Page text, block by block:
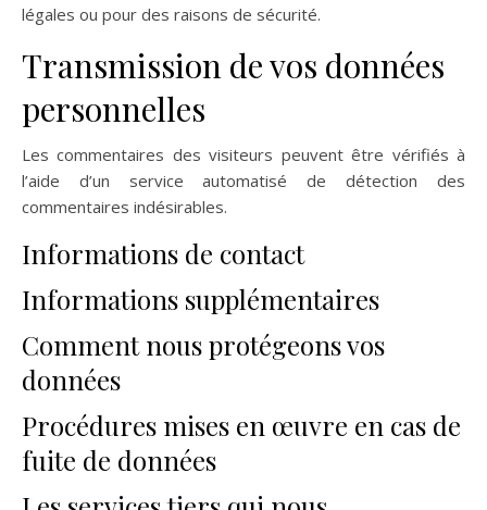
légales ou pour des raisons de sécurité.
Transmission de vos données
personnelles
Les commentaires des visiteurs peuvent être vérifiés à
l’aide d’un service automatisé de détection des
commentaires indésirables.
Informations de contact
Informations supplémentaires
Comment nous protégeons vos
données
Procédures mises en œuvre en cas de
fuite de données